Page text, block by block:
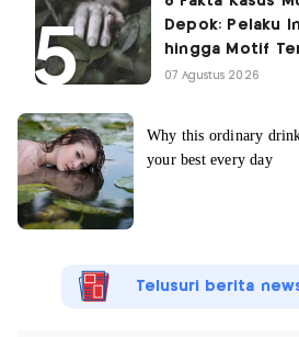
Depok: Pelaku
hingga Motif
07 Agustus 2026
Telusuri berita